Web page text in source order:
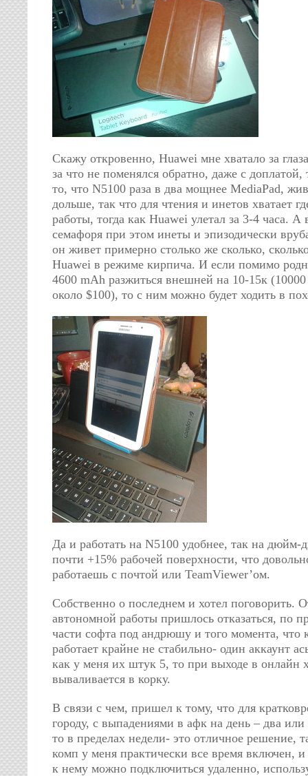
Скажу откровенно, Huawei мне хватало за
за что не поменялся обратно, даже с доплатой,
то, что N5100 раза в два мощнее MediaPad,
дольше, так что для чтения и инетов хватает
работы, тогда как Huawei улетал за 3-4 часа.
семафоря при этом инеты и эпизодически
он живет примерно столько же сколько,
Huawei в режиме кирпича. И если помимо
4600 mAh разжиться внешней на 10-15к
около $100), то с ним можно будет ходить в
Да и работать на N5100 удобнее, так на
почти +15% рабочей поверхности, что
работаешь с почтой или TeamViewer’ом.
Собственно о последнем и хотел поговорить.
автономной работы пришлось отказаться, по
части софта под андрюшу и того момента, что
работает крайне не стабильно- один аккаунт
как у меня их штук 5, то при выходе в онлайн
вываливается в корку.
В связи с чем, пришел к тому, что для
городу, с выпадениями в афк на день – два
то в пределах недели- это отличное решение,
комп у меня практически все время включен,
к нему можно подключиться удаленно,